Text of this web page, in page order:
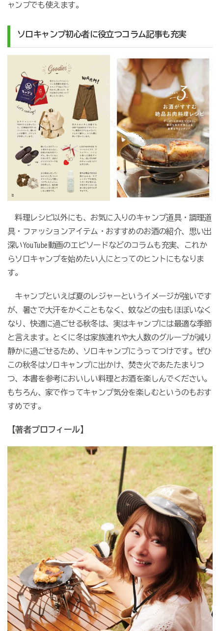
ャンプでも使えます。
ソロキャンプ初心者に役立つコラム記事も充実
料理レシピ以外にも、お気に入りのキャンプ道具・調理道
具・ファッションアイテム・おすすめのお酒の紹介、思い出
深いYouTube動画のエピソードなどのコラムも充実、これか
らソロキャンプを始めたい人にとってのヒントにもなりま
す。
キャンプといえば夏のレジャーというイメージが強いです
が、暑さで大汗をかくこともなく、蚊などの虫もほぼいなく
なり、快適に過ごせる秋冬は、実はキャンプには最適な季節
と言えます。とくに冬は家族連れや大人数のグループが減り
静かに過ごせるため、ソロキャンプにうってつけです。ぜひ
この秋冬はソロキャンプに出かけ、焚き火であたたまりつ
つ、本書を参考においしい料理とお酒を楽しんでください。
もちろん、家で作ってキャンプ気分を楽しむというのもおす
すめです。
【著者プロフィール】